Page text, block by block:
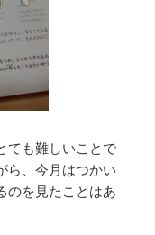
ても難しいことで
ら、今月はつかい
のを見たことはあ